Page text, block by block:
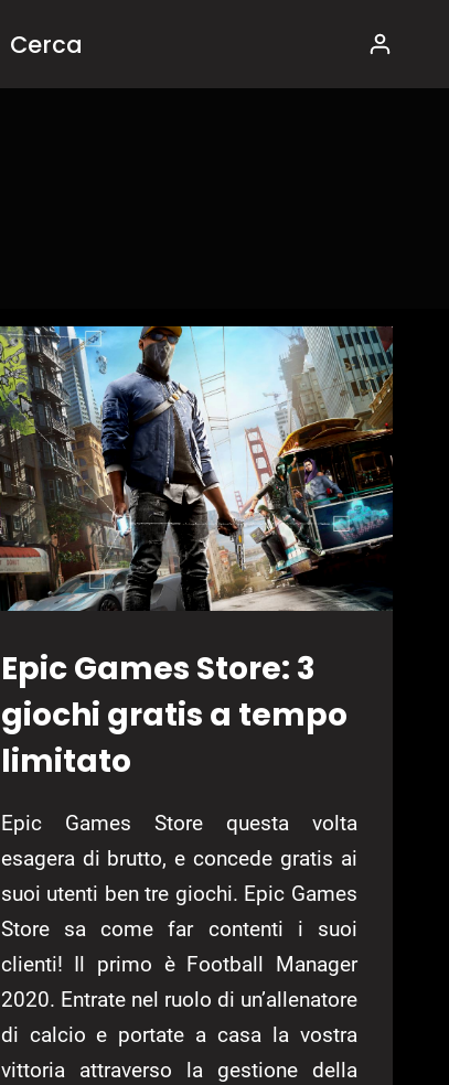
Cerca
Epic Games Store: 3
giochi gratis a tempo
limitato
Epic Games Store questa volta
esagera di brutto, e concede gratis ai
suoi utenti ben tre giochi. Epic Games
Store sa come far contenti i suoi
clienti! Il primo è Football Manager
2020. Entrate nel ruolo di un’allenatore
di calcio e portate a casa la vostra
vittoria attraverso la gestione della